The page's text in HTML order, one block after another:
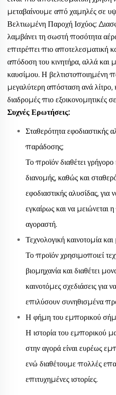
μεταβαίνουμε από χαμηλές σε
Βελτιωμένη Παροχή Ισχύος:
λαμβάνει τη σωστή ποσότητα
επιτρέπει πιο αποτελεσματική
απόδοση του κινητήρα, αλλά και
καυσίμου. Η βελτιστοποιημένη
μεγαλύτερη απόσταση ανά λίτρο,
διαδρομές πιο εξοικονομητικές
Συχνές Ερωτήσεις:
Σταθερότητα εφοδιαστικής
παράδοσης;
Το προϊόν διαθέτει
διανομής, καθώς και
εφοδιαστικής αλυσίδας,
εγκαίρως και να
αγοραστή.
Τεχνολογική καινοτομία
Το προϊόν χρησιμοποιεί
βιομηχανία και διαθέτει
καινοτόμες σχεδιάσεις για
επιλύσουν συνηθισμένα
Η φήμη του εμπορικού
Η ιστορία του εμπορικού
στην αγορά είναι ευρέως
ενώ διαθέτουμε πολλές
επιτυχημένες ιστορίες.